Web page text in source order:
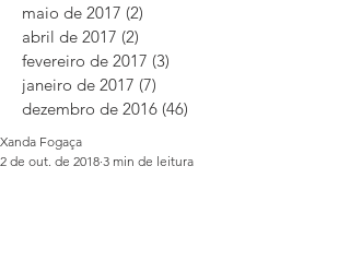
maio de 2017 (2)
abril de 2017 (2)
fevereiro de 2017 (3)
janeiro de 2017 (7)
dezembro de 2016 (46)
Xanda Fogaça
2 de out. de 2018 3 min de leitura